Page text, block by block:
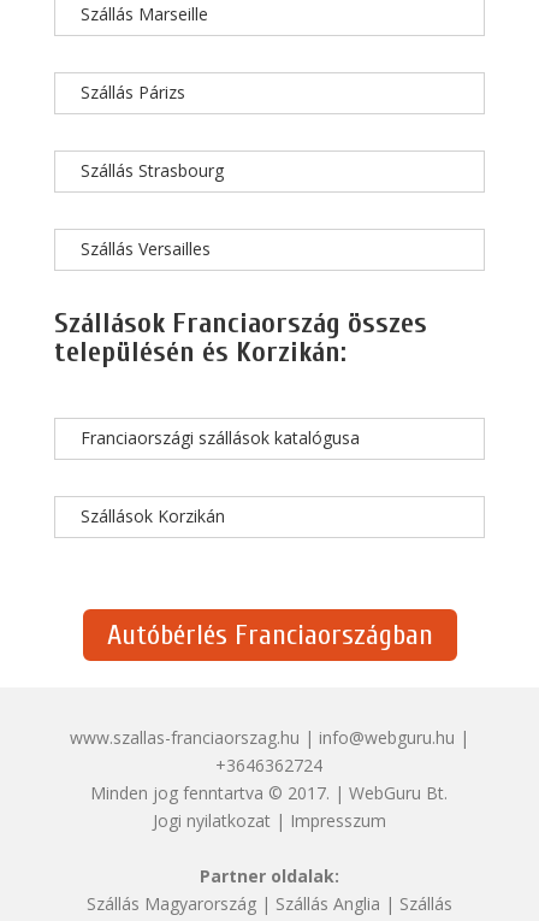
Szállás Marseille
Szállás Párizs
Szállás Strasbourg
Szállás Versailles
Szállások Franciaország összes
településén és Korzikán:
Franciaországi szállások katalógusa
Szállások Korzikán
Autóbérlés Franciaországban
www.szallas-franciaorszag.hu | info@webguru.hu |
+3646362724
Minden jog fenntartva © 2017. | WebGuru Bt.
Jogi nyilatkozat| Impresszum
Partner oldalak:
Szállás Magyarország| Szállás Anglia | Szállás